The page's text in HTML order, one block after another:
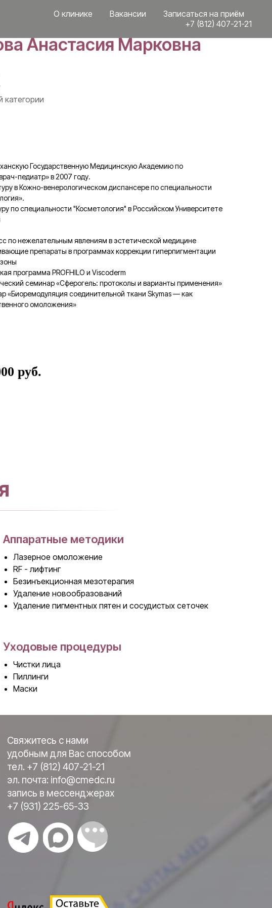
О клинике Вакансии
Записаться на приём
+7 (812) 407-21-21
Анастасия Марковна
Государственную Медицинскую Академию по
педиатр» в 2007 году.
в Кожно-венерологическом диспансере по специальности
по специальности "Косметология" в Российском Университете
по нежелательным явлениям в эстетической медицине
препараты в программах коррекции гиперпигментации
программа PROFHILO и Viscoderm
семинар «Сферогель: протоколы и варианты применения»
«Биоремодуляция соединительной ткани Skymas — как
омоложения»
руб.
Аппаратные методики
Лазерное омоложение
RF - лифтинг
Безинъекционная мезотерапия
Удаление новообразований
Удаление пигментных пятен и сосудистых сеточек
Уходовые процедуры
Чистки лица
Пиллинги
Маски
Свяжитесь с нами
удобным для Вас способом
тел. +7 (812) 407-21-21
эл. почта: info@cmedc.ru
запись в мессенджерах
+7 (931) 225-65-33